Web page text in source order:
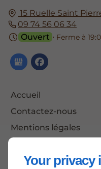
Your privacy
15 Ruelle Saint
09 74 56 06 34
Ouvert ⋅ Ferme à
Accueil
Contactez-nous
Mentions légales